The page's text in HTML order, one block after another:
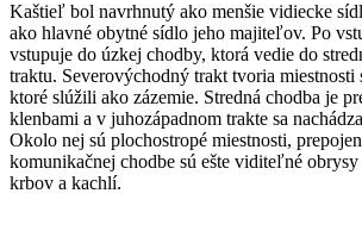
Kaštieľ bol navrhnutý ako menšie vidiecke
ako hlavné obytné sídlo jeho majiteľov. Po
vstupuje do úzkej chodby, ktorá vedie do
traktu. Severovýchodný trakt tvoria miestnosti
ktoré slúžili ako zázemie. Stredná chodba je
klenbami a v juhozápadnom trakte sa
Okolo nej sú plochostropé miestnosti,
komunikačnej chodbe sú ešte viditeľné
krbov a kachlí.